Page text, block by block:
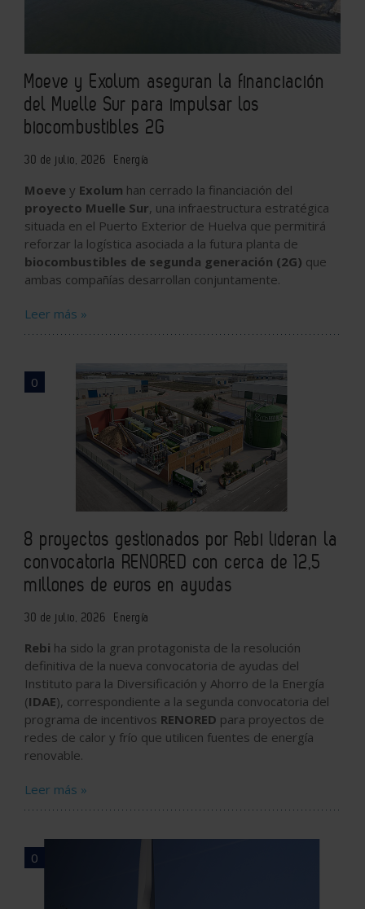
Moeve y Exolum aseguran la financiación
del Muelle Sur para impulsar los
biocombustibles 2G
30 de julio, 2026 Energía
Moeve y Exolum han cerrado la financiación del
proyecto Muelle Sur, una infraestructura estratégica
situada en el Puerto Exterior de Huelva que permitirá
reforzar la logística asociada a la futura planta de
biocombustibles de segunda generación (2G) que
ambas compañías desarrollan conjuntamente.
Leer más »
0
8 proyectos gestionados por Rebi lideran la
convocatoria RENORED con cerca de 12,5
millones de euros en ayudas
30 de julio, 2026 Energía
Rebi ha sido la gran protagonista de la resolución
definitiva de la nueva convocatoria de ayudas del
Instituto para la Diversificación y Ahorro de la Energía
(IDAE), correspondiente a la segunda convocatoria del
programa de incentivos RENORED para proyectos de
redes de calor y frío que utilicen fuentes de energía
renovable.
Leer más »
0